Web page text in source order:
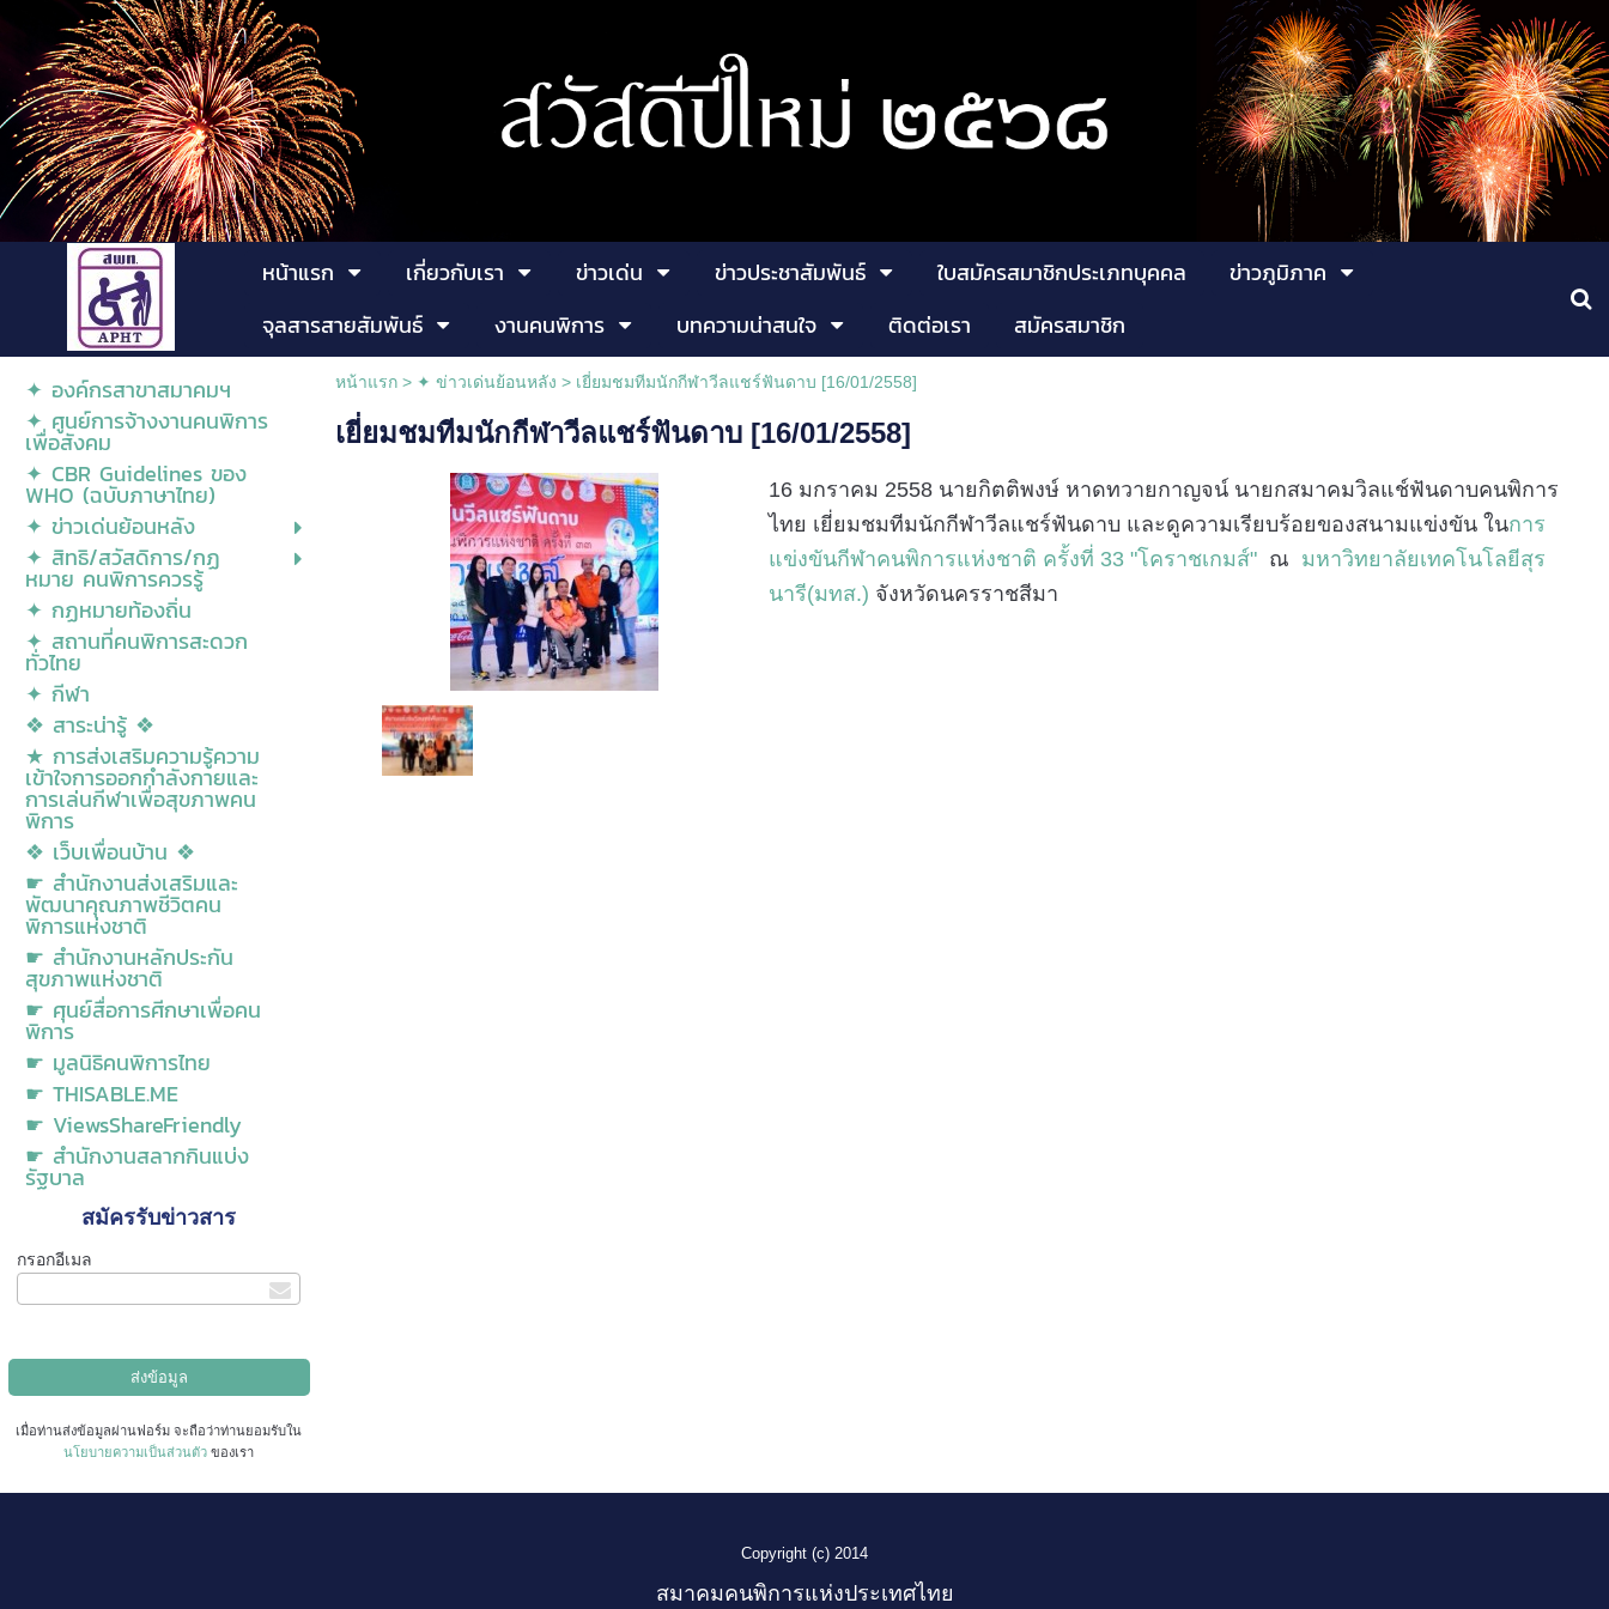
หน้าแรก เกี่ยวกับเรา ข่าวเด่น ข่าวประชาสัมพันธ์ ใบสมัครสมาชิกประเภทบุคคล
ข่าวภูมิภาค
จุลสารสายสัมพันธ์
งานคนพิการ บทความน่าสนใจ ติดต่อเรา
สมัครสมาชิก
✦ องค์กรสาขาสมาคมฯ
✦ ศูนย์การจ้างงานคนพิการ
เพื่อสังคม
✦ CBR Guidelines ของ
WHO (ฉบับภาษาไทย)
✦ ข่าวเด่นย้อนหลัง
✦ สิทธิ/สวัสดิการ/กฏ
หมาย คนพิการควรรู้
✦ กฏหมายท้องถิ่น
✦ สถานที่คนพิการสะดวก
ทั่วไทย
✦ กีฬา
❖ สาระน่ารู้ ❖
★ การส่งเสริมความรู้ความ
เข้าใจการออกกำลังกายและ
การเล่นกีฬาเพื่อสุขภาพคน
พิการ
❖ เว็บเพื่อนบ้าน ❖
☛ สำนักงานส่งเสริมและ
พัฒนาคุณภาพชีวิตคน
พิการแห่งชาติ
☛ สำนักงานหลักประกัน
สุขภาพแห่งชาติ
☛ ศุนย์สื่อการศีกษาเพื่อคน
พิการ
☛ มูลนิธิคนพิการไทย
☛ THISABLE.ME
☛ ViewsShareFriendly
☛ สำนักงานสลากกินแบ่ง
รัฐบาล
สมัครรับข่าวสาร
กรอกอีเมล
เมื่อท่านส่งข้อมูลผ่านฟอร์ม จะถือว่าท่านยอมรับใน
นโยบายความเป็นส่วนตัว ของเรา
หน้าแรก> ✦ ข่าวเด่นย้อนหลัง > เยี่ยมชมทีมนักกีฬาวีลแชร์ฟันดาบ [16/01/2558]
เยี่ยมชมทีมนักกีฬาวีลแชร์ฟันดาบ [16/01/2558]
16 มกราคม 2558 นายกิตติพงษ์ หาดทวายกาญจน์ นายกสมาคมวิลแช์ฟันดาบคนพิการ
ไทย เยี่ยมชมทีมนักกีฬาวีลแชร์ฟันดาบ และดูความเรียบร้อยของสนามแข่งขัน ในการ
แข่งขันกีฬาคนพิการแห่งชาติ ครั้งที่ 33 "โคราชเกมส์" ณ มหาวิทยาลัยเทคโนโลยีสุร
นารี(มทส.) จังหวัดนครราชสีมา
Copyright (c) 2014
สมาคมคนพิการแห่งประเทศไทย